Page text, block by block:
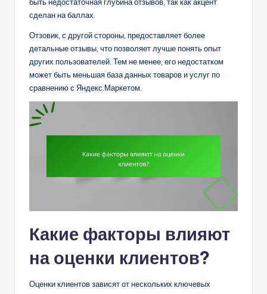
сделан на баллах.
Отзовик, с другой стороны, предоставляет более
детальные отзывы, что позволяет лучше понять опыт
других пользователей. Тем не менее, его недостатком
может быть меньшая база данных товаров и услуг по
сравнению с Яндекс.Маркетом.
Какие факторы влияют
на оценки клиентов?
Оценки клиентов зависят от нескольких ключевых